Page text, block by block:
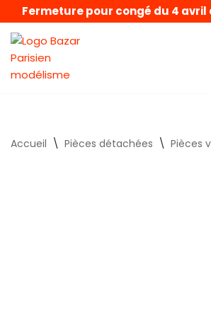
Aller
au
contenu
Fermeture pour congé du 4 avril
Accueil \ Pièces détachées \ Pièces